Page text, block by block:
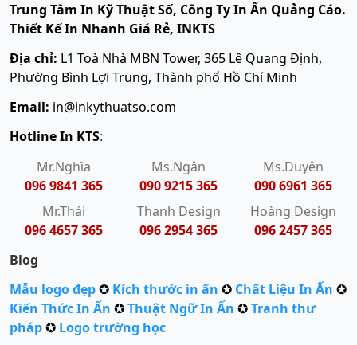
Trung Tâm In Kỹ Thuật Số, Công Ty In Ấn Quảng Cáo.
Thiết Kế In Nhanh Giá Rẻ, INKTS
Địa chỉ: L1 Toà Nhà MBN Tower, 365 Lê Quang Định,
Phường Bình Lợi Trung, Thành phố Hồ Chí Minh
Email: in@inkythuatso.com
Hotline In KTS:
Mr.Nghĩa
096 9841 365
Ms.Ngân
090 9215 365
Ms.Duyên
090 6961 365
Mr.Thái
096 4657 365
Thanh Design
096 2954 365
Hoàng Design
096 2457 365
Blog
Mẫu logo đẹp✪ Kích thước in ấn ✪ Chất Liệu In Ấn ✪
Kiến Thức In Ấn ✪Thuật Ngữ In Ấn ✪Tranh thư
pháp✪ Logo trường học